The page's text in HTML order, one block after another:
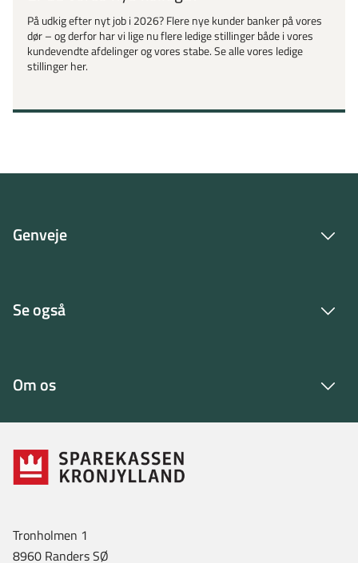
På udkig efter nyt job i 2026? Flere nye kunder banker på vores
dør – og derfor har vi lige nu flere ledige stillinger både i vores
kundevendte afdelinger og vores stabe. Se alle vores ledige
stillinger her.
Genveje
Se også
Om os
Tronholmen 1
8960 Randers SØ